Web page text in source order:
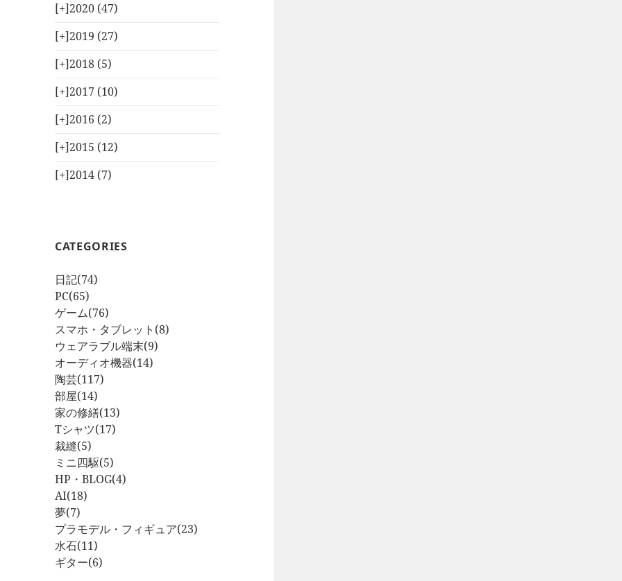
[+]2020 (47)
[+]2019 (27)
[+]2018 (5)
[+]2017 (10)
[+]2016 (2)
[+]2015 (12)
[+]2014 (7)
CATEGORIES
日記(74)
PC(65)
ゲーム(76)
スマホ・タブレット (8)
ウェアラブル端末(9)
オーディオ機器(14)
陶芸(117)
部屋(14)
家の修繕(13)
Tシャツ(17)
裁縫(5)
ミニ四駆(5)
HP・BLOG(4)
AI(18)
夢(7)
プラモデル・フィギュア(23)
水石(11)
ギター(6)